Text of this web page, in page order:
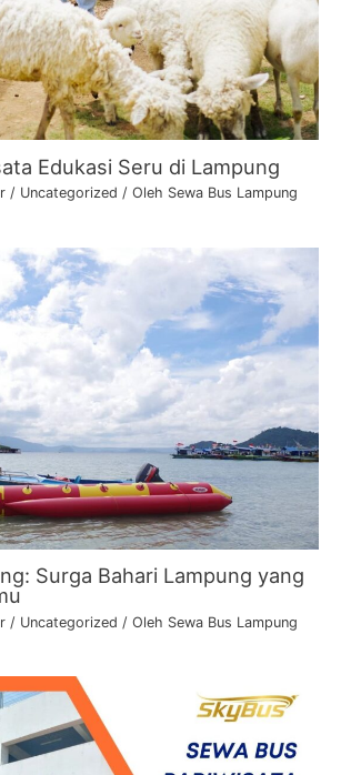
Edukasi Seru di Lampung
/ Uncategorized / Oleh Sewa Bus Lampung
Surga Bahari Lampung yang
/ Uncategorized / Oleh Sewa Bus Lampung